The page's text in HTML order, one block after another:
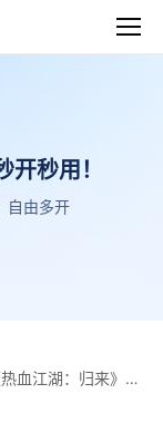
秒用！
自由多开
热血江湖：归来》2